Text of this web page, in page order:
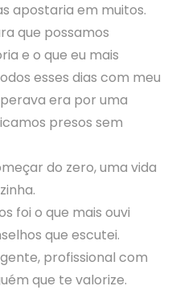
apostaria em muitos.
que possamos
e o que eu mais
esses dias com meu
era por uma
presos sem
do zero, uma vida
foi o que mais ouvi
que escutei.
profissional com
que te valorize.